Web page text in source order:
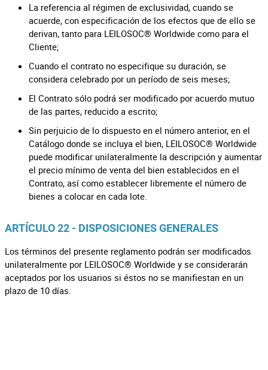
La referencia al régimen de exclusividad, cuando se
acuerde, con especificación de los efectos que de ello se
derivan, tanto para LEILOSOC® Worldwide como para el
Cliente;
Cuando el contrato no especifique su duración, se
considera celebrado por un período de seis meses;
El Contrato sólo podrá ser modificado por acuerdo mutuo
de las partes, reducido a escrito;
Sin perjuicio de lo dispuesto en el número anterior, en el
Catálogo donde se incluya el bien, LEILOSOC® Worldwide
puede modificar unilateralmente la descripción y aumentar
el precio mínimo de venta del bien establecidos en el
Contrato, así como establecer libremente el número de
bienes a colocar en cada lote.
ARTÍCULO 22 - DISPOSICIONES GENERALES
Los términos del presente reglamento podrán ser modificados
unilateralmente por LEILOSOC® Worldwide y se considerarán
aceptados por los usuarios si éstos no se manifiestan en un
plazo de 10 días.